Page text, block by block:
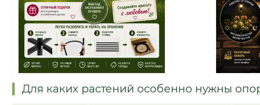
Для каких растений особенно нужны